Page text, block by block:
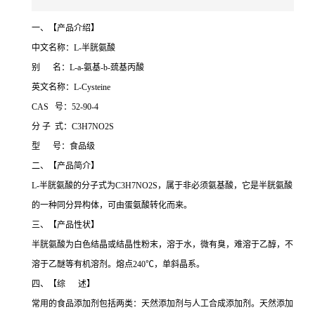
一、【产品介绍】
中文名称：L-半胱氨酸
别 名：L-а-氨基-b-巯基丙酸
英文名称：L-Cysteine
CAS 号：52-90-4
分 子 式：C3H7NO2S
型 号：食品级
二、【产品简介】
L-半胱氨酸的分子式为C3H7NO2S，属于非必须氨基酸，它是半胱氨酸
的一种同分异构体，可由蛋氨酸转化而来。
三、【产品性状】
半胱氨酸为白色结晶或结晶性粉末，溶于水，微有臭，难溶于乙醇，不
溶于乙醚等有机溶剂。熔点240℃，单斜晶系。
四、【综 述】
常用的食品添加剂包括两类：天然添加剂与人工合成添加剂。天然添加